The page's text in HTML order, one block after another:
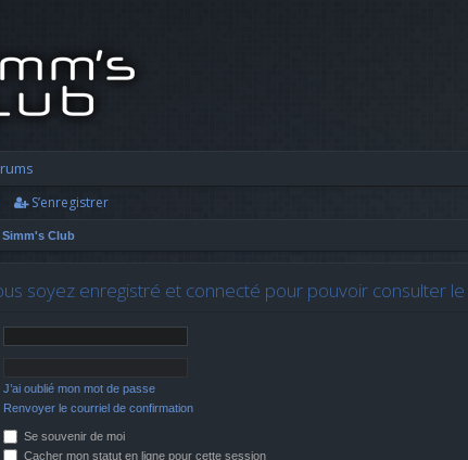
S’enregistrer
Club
soyez enregistré et connecté pour pouvoir consulter
J’ai oublié mon mot de passe
Renvoyer le courriel de confirmation
Se souvenir de moi
Cacher mon statut en ligne pour cette session